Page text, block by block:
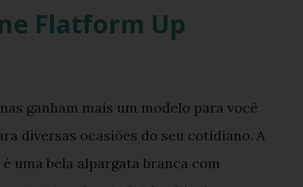
Flatform Up
ganham mais um modelo para você
diversas ocasiões do seu cotidiano. A
uma bela alpargata branca com